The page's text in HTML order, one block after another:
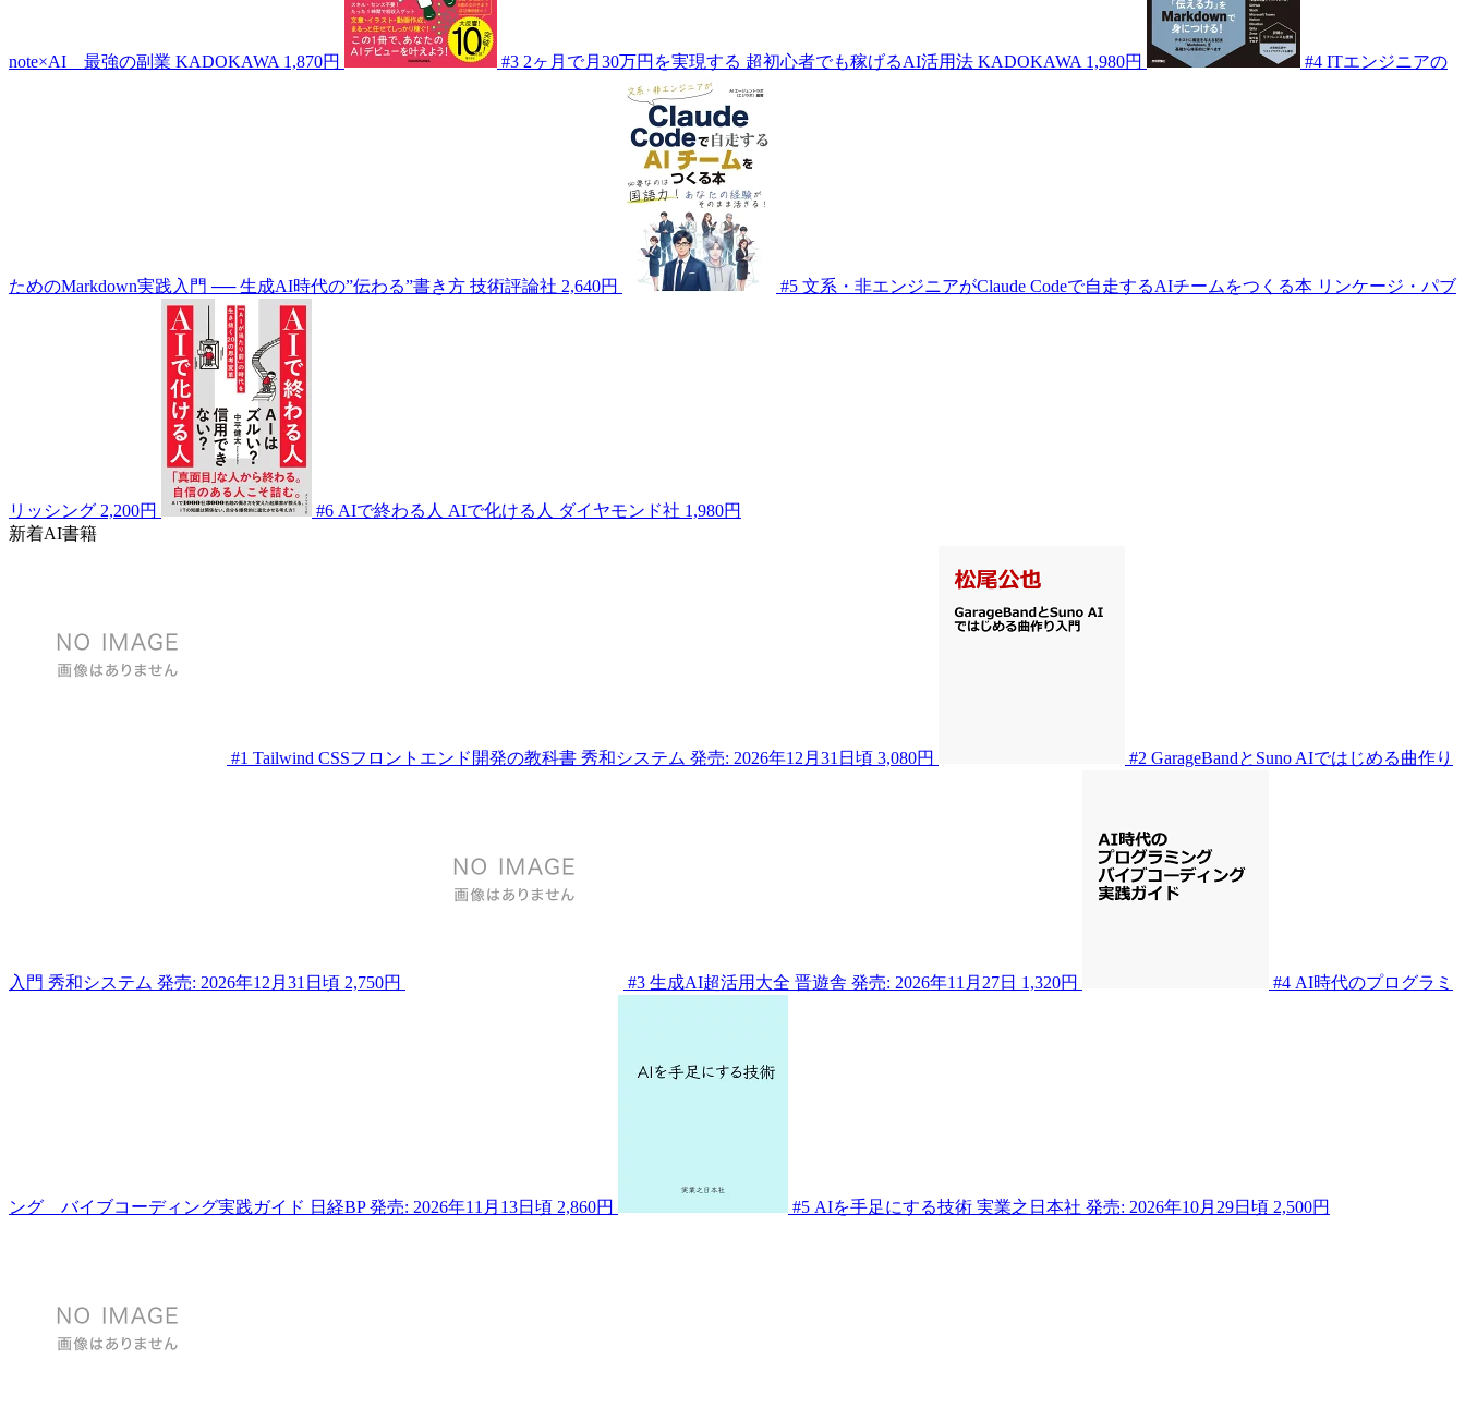
note×AI 最強の副業 KADOKAWA 1,870円 #3 2ヶ月で月30万円を実現する 超初心者でも稼げるAI活用法 KADOKAWA 1,980円 #4 ITエンジニアの
ためのMarkdown実践入門 ── 生成AI時代の”伝わる”書き方 技術評論社 2,640円 #5 文系・非エンジニアがClaude Codeで自走するAIチームをつくる本 リンケージ・パブ
リッシング 2,200円 #6 AIで終わる人 AIで化ける人 ダイヤモンド社 1,980円
新着AI書籍
#1 Tailwind CSSフロントエンド開発の教科書 秀和システム 発売: 2026年12月31日頃 3,080円 #2 GarageBandとSuno AIではじめる曲作り
入門 秀和システム 発売: 2026年12月31日頃 2,750円 #3 生成AI超活用大全 晋遊舎 発売: 2026年11月27日 1,320円 #4 AI時代のプログラミ
ング バイブコーディング実践ガイド 日経BP 発売: 2026年11月13日頃 2,860円 #5 AIを手足にする技術 実業之日本社 発売: 2026年10月29日頃 2,500円